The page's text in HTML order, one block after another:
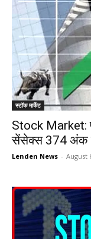
स्टॉक मार्केट
Stock Market:
सेंसेक्स 374 अंक
Lenden News - August